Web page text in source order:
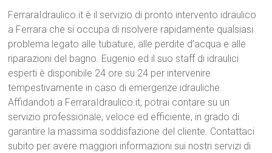
FerraraIdraulico.it è il servizio di pronto intervento idraulico
a Ferrara che si occupa di risolvere rapidamente qualsiasi
problema legato alle tubature, alle perdite d’acqua e alle
riparazioni del bagno. Eugenio ed il suo staff di idraulici
esperti è disponibile 24 ore su 24 per intervenire
tempestivamente in caso di emergenze idrauliche.
Affidandoti a FerraraIdraulico.it, potrai contare su un
servizio professionale, veloce ed efficiente, in grado di
garantire la massima soddisfazione del cliente. Contattaci
subito per avere maggiori informazioni sui nostri servizi di